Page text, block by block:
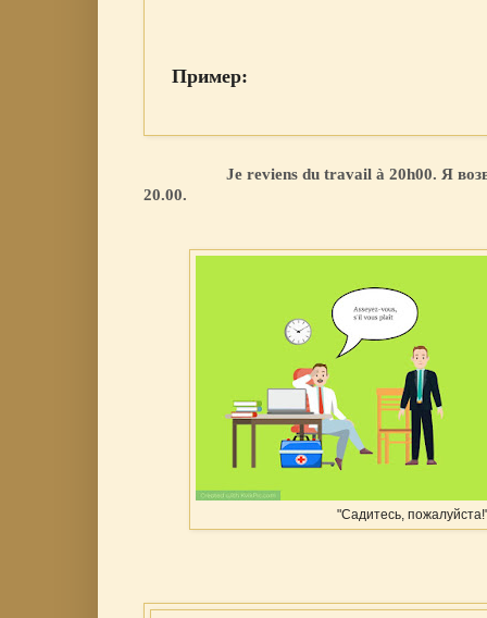
Пример:
Je reviens du travail à 20h00. Я
20.00.
"Садитесь,